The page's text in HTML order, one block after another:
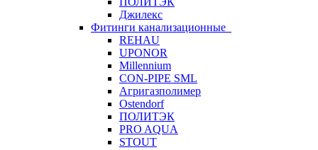
Джилекс
Фитинги канализационные
REHAU
UPONOR
Millennium
CON-PIPE SML
Агригазполимер
Ostendorf
ПОЛИТЭК
PRO AQUA
STOUT